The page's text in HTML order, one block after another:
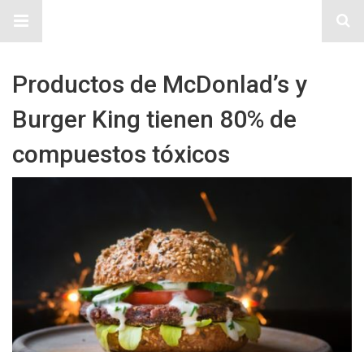
Productos de McDonlad’s y
Burger King tienen 80% de
compuestos tóxicos